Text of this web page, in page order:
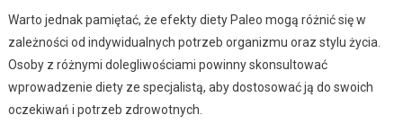
Warto jednak pamiętać, że efekty diety Paleo mogą różnić się w
zależności od indywidualnych potrzeb organizmu oraz stylu życia.
Osoby z różnymi dolegliwościami powinny skonsultować
wprowadzenie diety ze specjalistą, aby dostosować ją do swoich
oczekiwań i potrzeb zdrowotnych.